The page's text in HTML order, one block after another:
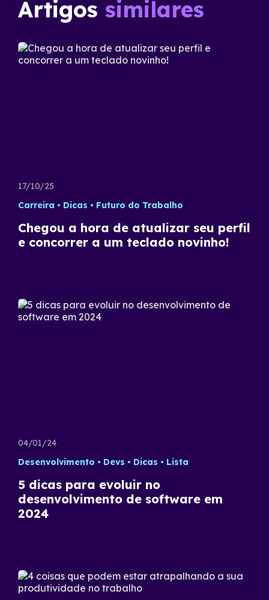
Artigos similares
17/10/25
Carreira
Dicas Futuro do Trabalho
Chegou a hora de atualizar seu perfil
e concorrer a um teclado novinho!
04/01/24
Desenvolvimento
Devs Dicas Lista
5 dicas para evoluir no
desenvolvimento de software em
2024